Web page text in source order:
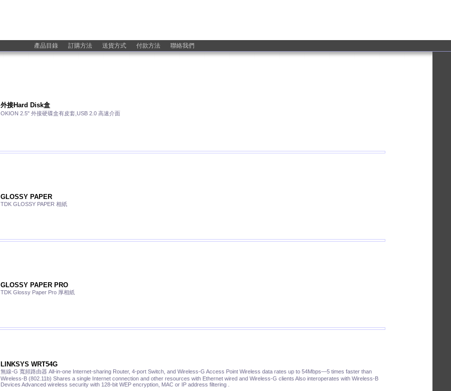
產品目錄 訂購方法 送貨方式 付款方法 聯絡我們
外接Hard Disk盒
OKION 2.5" 外接硬碟盒有皮套,USB 2.0 高速介面
GLOSSY PAPER
TDK GLOSSY PAPER 相紙
GLOSSY PAPER PRO
TDK Glossy Paper Pro 厚相紙
LINKSYS WRT54G
無線-G 寬頻路由器 All-in-one Internet-sharing Router, 4-port Switch, and Wireless-G Access Point Wireless data rates up to 54Mbps—5 times faster than
Wireless-B (802.11b) Shares a single Internet connection and other resources with Ethernet wired and Wireless-G clients Also interoperates with Wireless-B
Devices Advanced wireless security with 128-bit WEP encryption, MAC or IP address filtering .